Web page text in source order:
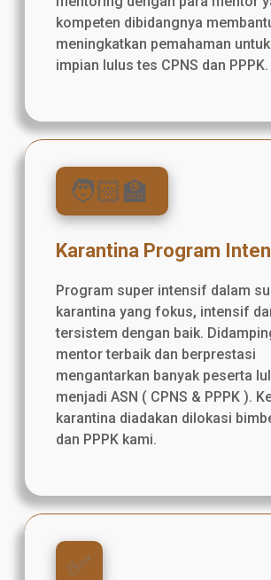
kompeten dibidangnya
meningkatkan pemahaman
impian lulus tes CPNS dan PPPK.
🧑🏻‍🏫
Karantina Program
Program super intensif dalam
karantina yang fokus, intensif
tersistem dengan baik.
mentor terbaik dan berprestasi
mengantarkan banyak peserta
menjadi ASN ( CPNS & PPPK ).
karantina diadakan dilokasi
dan PPPK kami.
✅️